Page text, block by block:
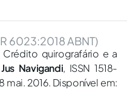
6023:2018 ABNT)
Crédito quirografário e a
Navigandi, ISSN 1518-
mai. 2016. Disponível em: